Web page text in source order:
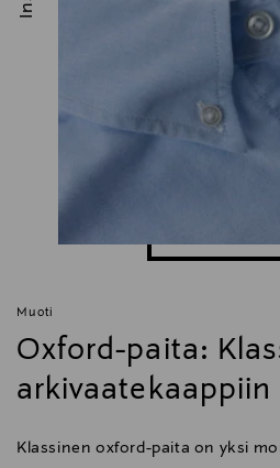
Muoti
Oxford-paita:
arkivaatekaappiin
Klassinen oxford-paita on yksi